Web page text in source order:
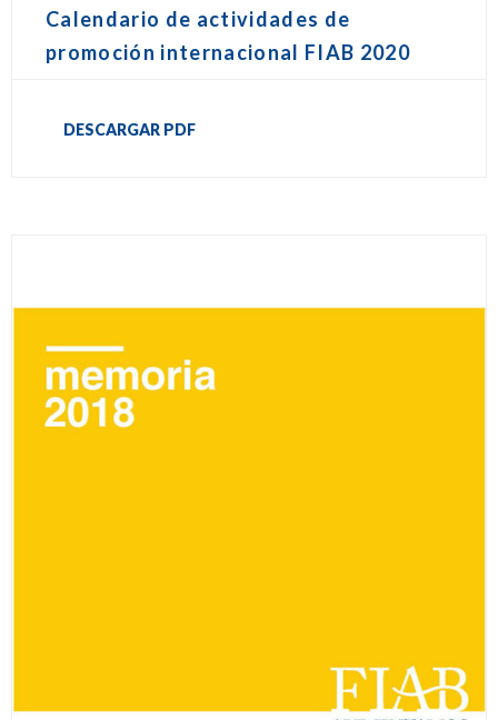
Calendario de actividades de
promoción internacional FIAB 2020
DESCARGAR PDF